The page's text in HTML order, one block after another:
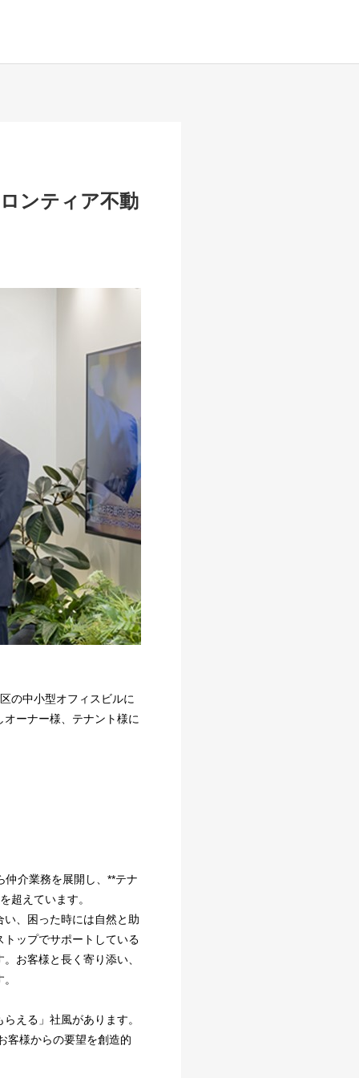
ンティア不動
の中小型オフィスビルに
ーナー様、テナント様に
仲介業務を展開し、**テナ
超えています。
、困った時には自然と助
ップでサポートしている
お客様と長く寄り添い、
える」社風があります。
客様からの要望を創造的